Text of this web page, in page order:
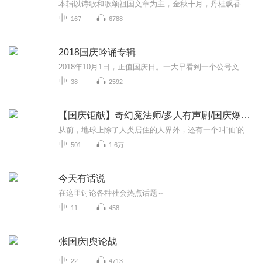
167 6788
2018国庆吟诵专辑
38 2592
【国庆钜献】奇幻魔法师/多人有声剧/国庆爆更七天乐
501 1.6万
今天有话说
在这里讨论各种社会热点话题～
11 458
张国庆|舆论战
22 4713